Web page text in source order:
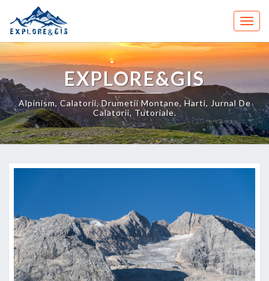
content
EXPLORE&GIS
Alpinism, Calatorii, Drumetii Montane, Harti, Jurnal De
Calatorii, Tutoriale.